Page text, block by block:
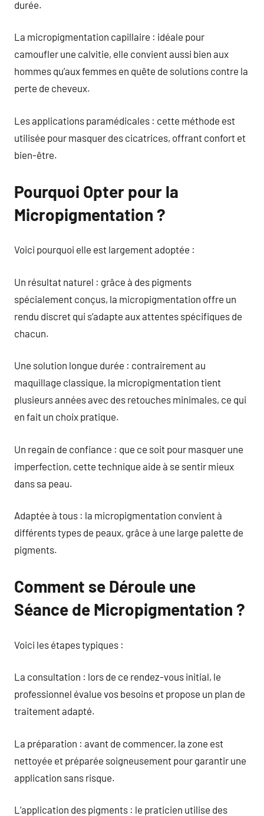
durée.
La micropigmentation capillaire : idéale pour
camoufler une calvitie, elle convient aussi bien aux
hommes qu’aux femmes en quête de solutions contre la
perte de cheveux.
Les applications paramédicales : cette méthode est
utilisée pour masquer des cicatrices, offrant confort et
bien-être.
Pourquoi Opter pour la
Micropigmentation ?
Voici pourquoi elle est largement adoptée :
Un résultat naturel : grâce à des pigments
spécialement conçus, la micropigmentation offre un
rendu discret qui s’adapte aux attentes spécifiques de
chacun.
Une solution longue durée : contrairement au
maquillage classique, la micropigmentation tient
plusieurs années avec des retouches minimales, ce qui
en fait un choix pratique.
Un regain de confiance : que ce soit pour masquer une
imperfection, cette technique aide à se sentir mieux
dans sa peau.
Adaptée à tous : la micropigmentation convient à
différents types de peaux, grâce à une large palette de
pigments.
Comment se Déroule une
Séance de Micropigmentation ?
Voici les étapes typiques :
La consultation : lors de ce rendez-vous initial, le
professionnel évalue vos besoins et propose un plan de
traitement adapté.
La préparation : avant de commencer, la zone est
nettoyée et préparée soigneusement pour garantir une
application sans risque.
L’application des pigments : le praticien utilise des